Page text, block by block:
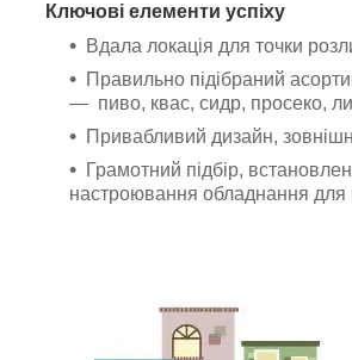
Ключові елементи успіху
Вдала локація для точки
Правильно підібраний
— пиво, квас, сидр, просеко,
Привабливий дизайн,
Грамотний підбір,
настроювання обладнання для